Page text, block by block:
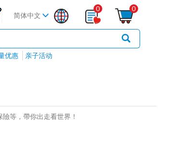
简体中文
0 0
优惠 亲子活动
等，帶你出走看世界！